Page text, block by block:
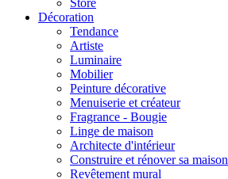
Store
Décoration
Tendance
Artiste
Luminaire
Mobilier
Peinture décorative
Menuiserie et créateur
Fragrance - Bougie
Linge de maison
Architecte d'intérieur
Construire et rénover sa maison
Revêtement mural